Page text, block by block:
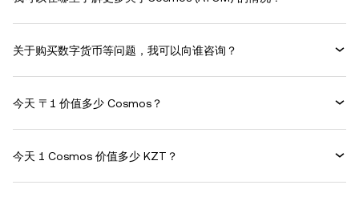
关于购买数字货币等问题，我可以向谁咨询？
今天 〒1 价值多少 Cosmos？
今天 1 Cosmos 价值多少 KZT？